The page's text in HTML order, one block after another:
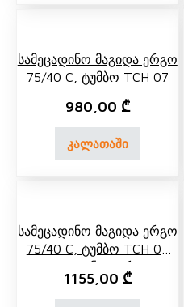
Სამეცადინო Მაგიდა Ერგო
75/40 C, Ტუმბო TCH 07
980,00 ₾
კალათაში
Სამეცადინო Მაგიდა Ერგო
75/40 C, Ტუმბო TCH 04
Და Უკანა Თარო
1155,00 ₾